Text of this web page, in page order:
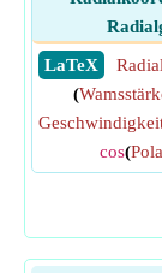
​ LaTeX
(
cos(